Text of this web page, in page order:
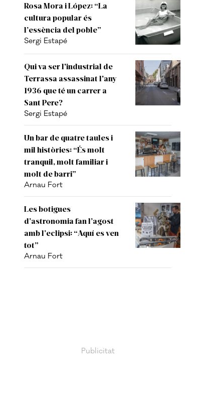
Rosa Mora i López: “La
cultura popular és
l’essència del poble”
Sergi Estapé
Qui va ser l'industrial de
Terrassa assassinat l'any
1936 que té un carrer a
Sant Pere?
Sergi Estapé
Un bar de quatre taules i
mil històries: “És molt
tranquil, molt familiar i
molt de barri”
Arnau Fort
Les botigues
d’astronomia fan l’agost
amb l’eclipsi: “Aquí es ven
tot”
Arnau Fort